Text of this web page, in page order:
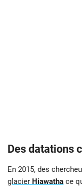
Des datations
En 2015, des
glacier Hiawatha ce